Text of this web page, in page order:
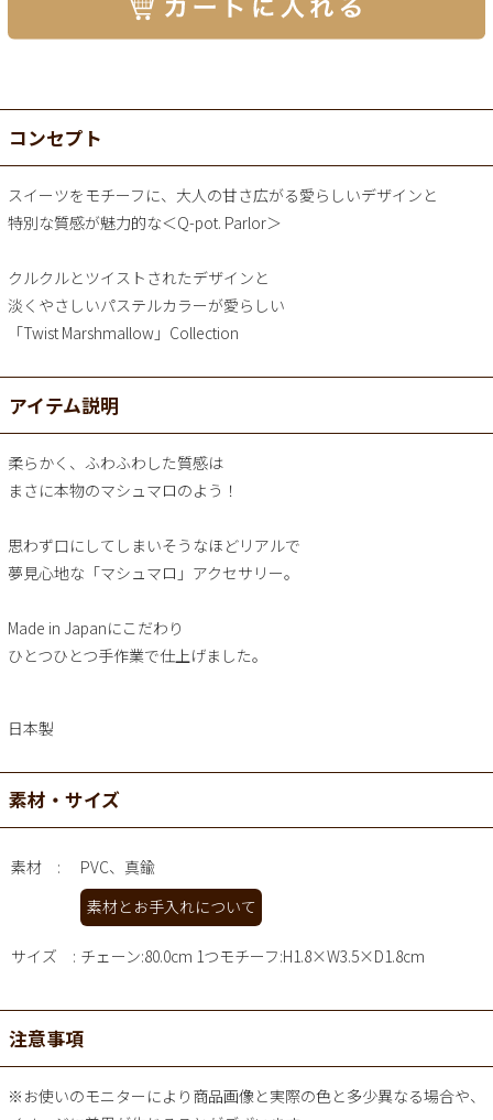
コンセプト
スイーツをモチーフに、大人の甘さ広がる愛らしいデザインと
特別な質感が魅力的な＜Q-pot. Parlor＞
クルクルとツイストされたデザインと
淡くやさしいパステルカラーが愛らしい
「Twist Marshmallow」Collection
アイテム説明
柔らかく、ふわふわした質感は
まさに本物のマシュマロのよう！
思わず口にしてしまいそうなほどリアルで
夢見心地な「マシュマロ」アクセサリー。
Made in Japanにこだわり
ひとつひとつ手作業で仕上げました。
日本製
素材・サイズ
素材
PVC、真鍮
素材とお手入れについて
サイズ チェーン:80.0cm 1つモチーフ:H1.8×W3.5×D1.8cm
注意事項
※お使いのモニターにより商品画像と実際の色と多少異なる場合や、